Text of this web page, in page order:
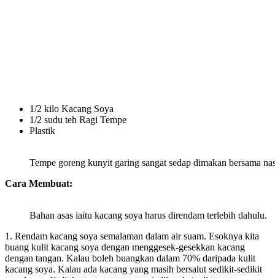
1/2 kilo Kacang Soya
1/2 sudu teh Ragi Tempe
Plastik
Tempe goreng kunyit garing sangat sedap dimakan bersama
Cara Membuat:
Bahan asas iaitu kacang soya harus direndam terlebih dahulu.
1. Rendam kacang soya semalaman dalam air suam. Esoknya kita
buang kulit kacang soya dengan menggesek-gesekkan kacang
dengan tangan. Kalau boleh buangkan dalam 70% daripada kulit
kacang soya. Kalau ada kacang yang masih bersalut sedikit-sedikit